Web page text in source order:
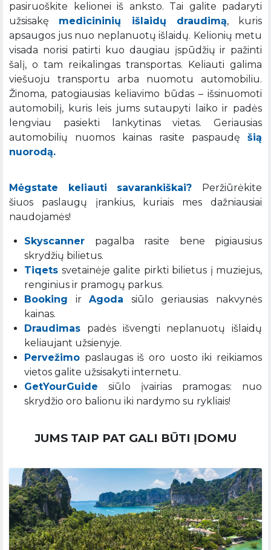
pasiruoškite kelionei iš anksto. Tai galite padaryti
užsisakę medicininių išlaidų draudimą, kuris
apsaugos jus nuo neplanuotų išlaidų. Kelionių metu
visada norisi patirti kuo daugiau įspūdžių ir pažinti
šalį, o tam reikalingas transportas. Keliauti galima
viešuoju transportu arba nuomotu automobiliu.
Žinoma, patogiausias keliavimo būdas – išsinuomoti
automobilį, kuris leis jums sutaupyti laiko ir padės
lengviau pasiekti lankytinas vietas. Geriausias
automobilių nuomos kainas rasite paspaudę šią
nuorodą.
Mėgstate keliauti savarankiškai?
Peržiūrėkite
šiuos paslaugų įrankius, kuriais mes dažniausiai
naudojamės!
Skyscanner pagalba rasite bene pigiausius
skrydžių bilietus.
Tiqets svetainėje galite pirkti bilietus į muziejus,
renginius ir pramogų parkus.
Booking irAgoda siūlo geriausias nakvynės
kainas.
Draudimas padės išvengti neplanuotų išlaidų
keliaujant užsienyje.
Pervežimo paslaugas iš oro uosto iki reikiamos
vietos galite užsisakyti internetu.
GetYourGuide siūlo įvairias pramogas: nuo
skrydžio oro balionu iki nardymo su rykliais!
JUMS TAIP PAT GALI BŪTI ĮDOMU